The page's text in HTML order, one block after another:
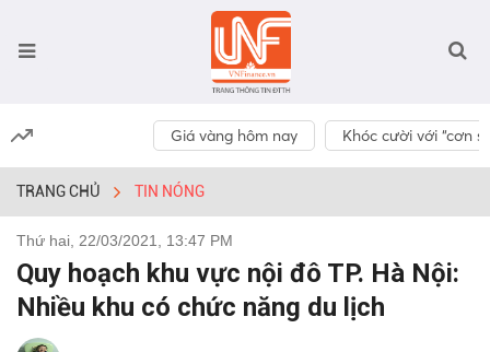
Giá vàng hôm nay Khóc cười với “cơn
TRANG CHỦ TIN NÓNG
Thứ hai, 22/03/2021, 13:47 PM
Quy hoạch khu vực nội đô TP. Hà Nội:
Nhiều khu có chức năng du lịch